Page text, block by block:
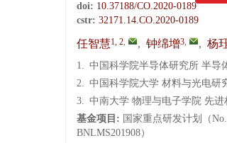
doi: 10.37188/CO.2020-0189
cstr: 32171.14.CO.2020-0189
任智慧1, 2, , 钟绵增3, , 杨
1. 中国科学院半导体研究所 半导
2. 中国科学院大学 材料与光电研
3. 中南大学 物理与电子学院 先
基金项目: 国家重点研发计划（
BNLMS201908）
《中国
系统变